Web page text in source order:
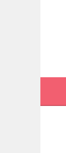
ス